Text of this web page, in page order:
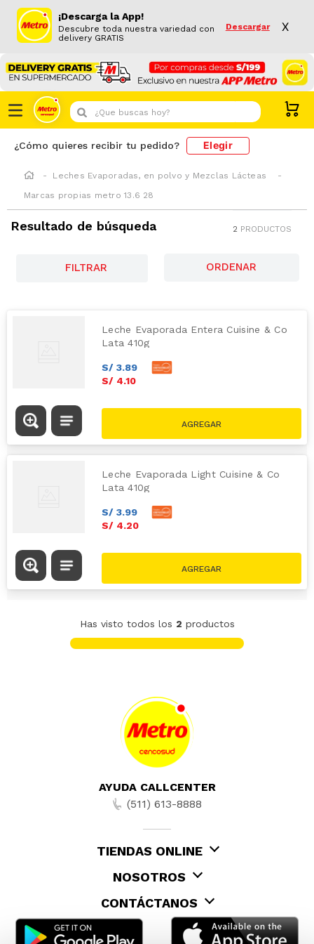
¡Descarga la App!
Descubre toda nuestra variedad con
delivery GRATIS
Descargar X
¿Que buscas hoy?
¿Cómo quieres recibir tu pedido? Elegir
Leches Evaporadas, en polvo y Mezclas Lácteas
Marcas propias metro 13.6 28
Resultado de búsqueda 2 PRODUCTOS
FILTRAR
Leche Evaporada Entera Cuisine & Co
Lata 410g
S/ 3.89
S/ 4.10
Leche Evaporada Light Cuisine & Co
Lata 410g
S/ 3.99
S/ 4.20
Has visto todos los 2 productos
AYUDA CALLCENTER
(511) 613-8888
TIENDAS ONLINE
NOSOTROS
CONTÁCTANOS